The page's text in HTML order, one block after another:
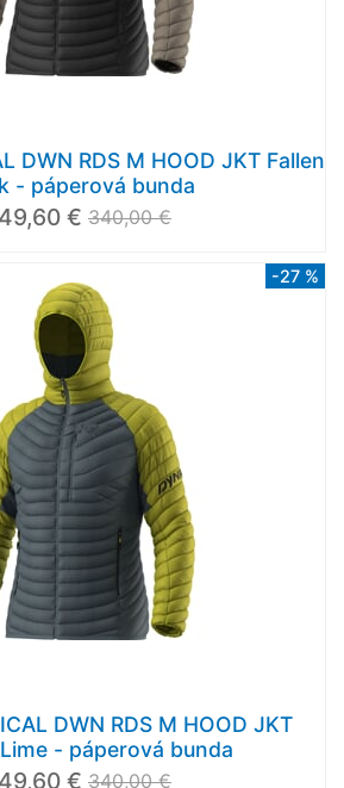
DWN RDS M HOOD JKT Fallen
- páperová bunda
€ 340,00 €
-27 %
DWN RDS M HOOD JKT
- páperová bunda
€ 340,00 €